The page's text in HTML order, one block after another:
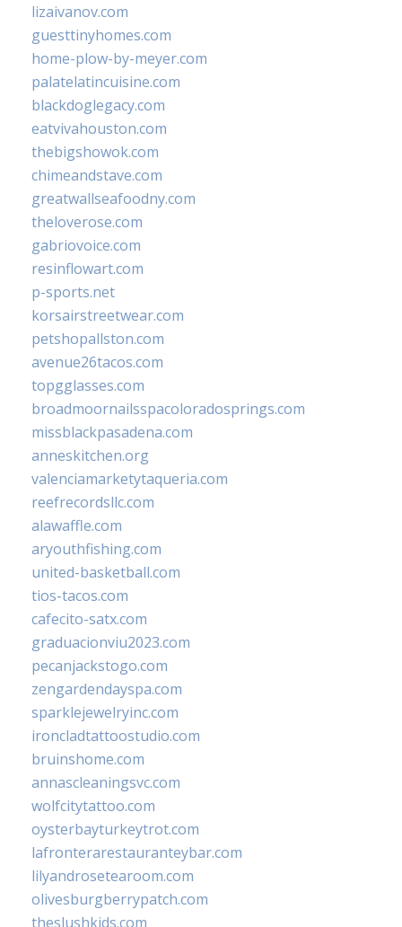
lizaivanov.com
guesttinyhomes.com
home-plow-by-meyer.com
palatelatincuisine.com
blackdoglegacy.com
eatvivahouston.com
thebigshowok.com
chimeandstave.com
greatwallseafoodny.com
theloverose.com
gabriovoice.com
resinflowart.com
p-sports.net
korsairstreetwear.com
petshopallston.com
avenue26tacos.com
topgglasses.com
broadmoornailsspacoloradosprings.com
missblackpasadena.com
anneskitchen.org
valenciamarketytaqueria.com
reefrecordsllc.com
alawaffle.com
aryouthfishing.com
united-basketball.com
tios-tacos.com
cafecito-satx.com
graduacionviu2023.com
pecanjackstogo.com
zengardendayspa.com
sparklejewelryinc.com
ironcladtattoostudio.com
bruinshome.com
annascleaningsvc.com
wolfcitytattoo.com
oysterbayturkeytrot.com
lafronterarestauranteybar.com
lilyandrosetearoom.com
olivesburgberrypatch.com
theslushkids.com